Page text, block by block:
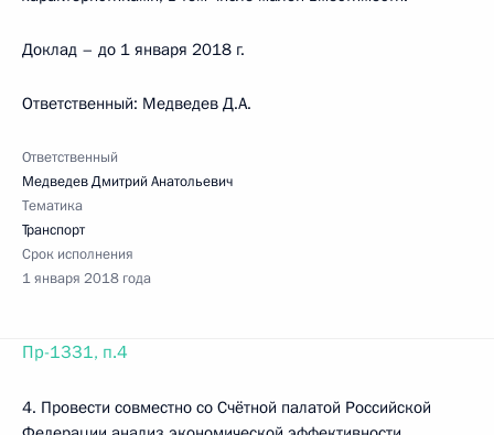
Доклад – до 1 января 2018 г.
Ответственный: Медведев Д.А.
Ответственный
Медведев Дмитрий Анатольевич
Тематика
Транспорт
Срок исполнения
1 января 2018 года
Пр-1331, п.4
4. Провести совместно со Счётной палатой Российской